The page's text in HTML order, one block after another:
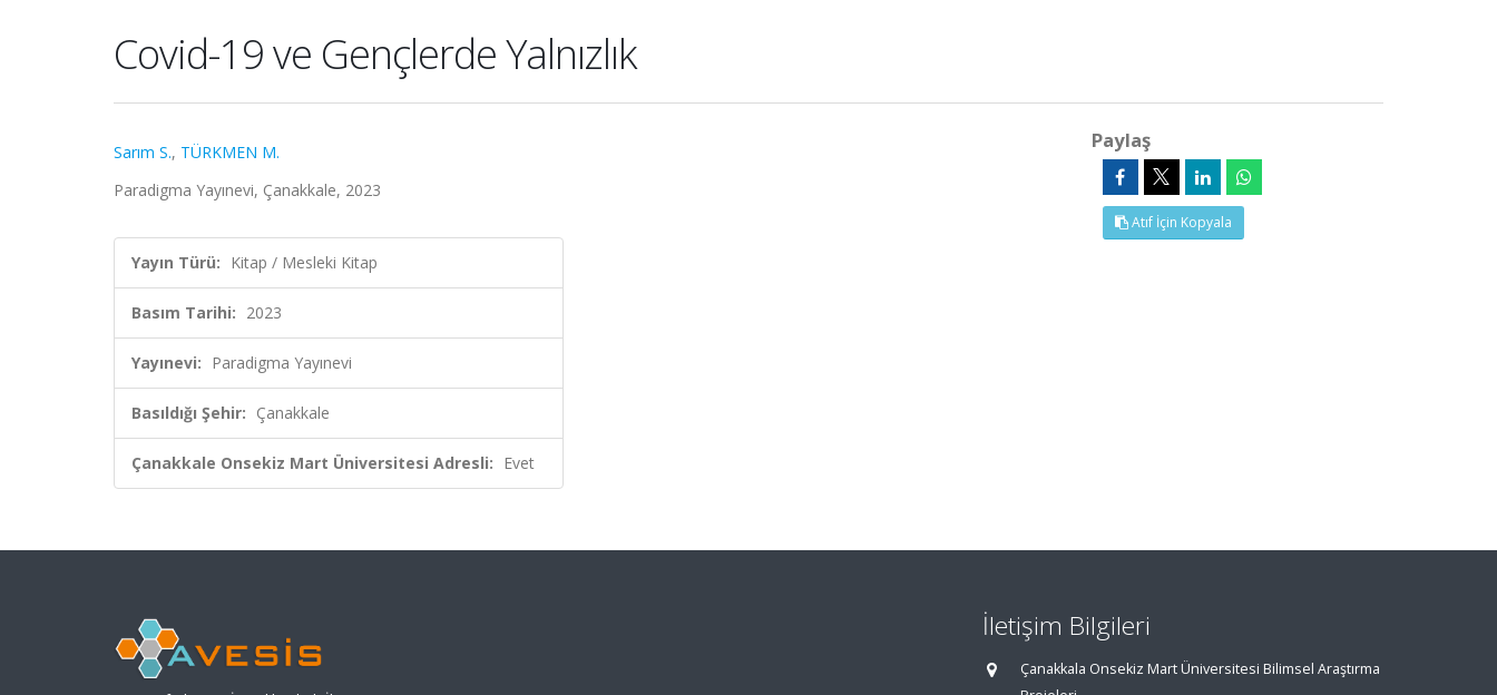
Covid-19 ve Gençlerde Yalnızlık
Sarım S., TÜRKMEN M.
Paradigma Yayınevi, Çanakkale, 2023
Yayın Türü: Kitap / Mesleki Kitap
Basım Tarihi: 2023
Yayınevi: Paradigma Yayınevi
Basıldığı Şehir: Çanakkale
Çanakkale Onsekiz Mart Üniversitesi Adresli: Evet
Paylaş
Atıf İçin Kopyala
İletişim Bilgileri
Çanakkala Onsekiz Mart Üniversitesi Bilimsel Araştırma